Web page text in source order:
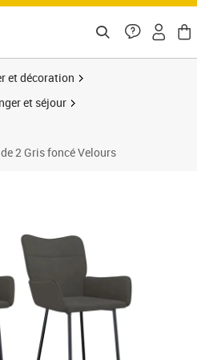
et décoration
et séjour
2 Gris foncé Velours